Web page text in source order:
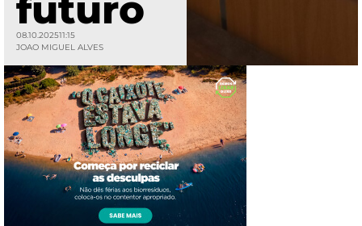
futuro
08.10.202511:15
JOAO MIGUEL ALVES